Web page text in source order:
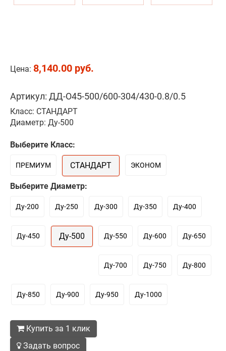
Цена: 8,140.00 руб.
Артикул: ДД-О45-500/600-304/430-0.8/0.5
Класс: СТАНДАРТ
Диаметр: Ду-500
Выберите Класс:
ПРЕМИУМ СТАНДАРТ ЭКОНОМ
Выберите Диаметр:
Ду-200 Ду-250 Ду-300 Ду-350 Ду-400
Ду-450 Ду-500 Ду-550 Ду-600 Ду-650
Ду-700 Ду-750 Ду-800
Ду-850 Ду-900 Ду-950 Ду-1000
Купить за 1 клик
Задать вопрос